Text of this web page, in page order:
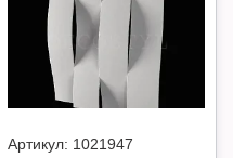
Артикул: 1021947